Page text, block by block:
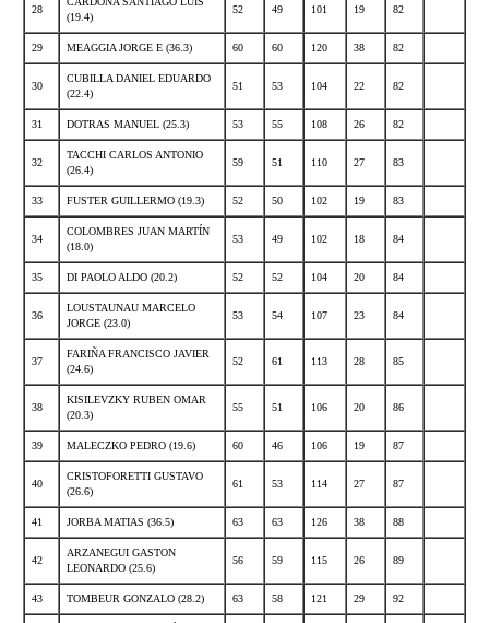
28
(19.4)
52 49 101 19 82
29 MEAGGIA JORGE E (36.3) 60 60 120 38 82
30
CUBILLA DANIEL EDUARDO
(22.4)
51 53 104 22 82
31 DOTRAS MANUEL (25.3) 53 55 108 26 82
32
TACCHI CARLOS ANTONIO
(26.4)
59 51 110 27 83
33 FUSTER GUILLERMO (19.3) 52 50 102 19 83
34
COLOMBRES JUAN MARTÍN
(18.0)
53 49 102 18 84
35 DI PAOLO ALDO (20.2) 52 52 104 20 84
36
LOUSTAUNAU MARCELO
JORGE (23.0)
53 54 107 23 84
37
FARIÑA FRANCISCO JAVIER
(24.6)
52 61 113 28 85
38
KISILEVZKY RUBEN OMAR
(20.3)
55 51 106 20 86
39 MALECZKO PEDRO (19.6) 60 46 106 19 87
40
CRISTOFORETTI GUSTAVO
(26.6)
61 53 114 27 87
41 JORBA MATIAS (36.5) 63 63 126 38 88
42
ARZANEGUI GASTON
LEONARDO (25.6)
56 59 115 26 89
43 TOMBEUR GONZALO (28.2) 63 58 121 29 92